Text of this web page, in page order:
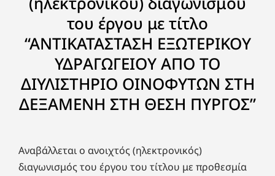
του έργου με τίτλο
“ΑΝΤΙΚΑΤΑΣΤΑΣΗ ΕΞΩΤΕΡΙΚΟΥ
ΥΔΡΑΓΩΓΕΙΟΥ ΑΠΟ TO
ΔΙΥΛΙΣΤΗΡΙΟ ΟΙΝΟΦΥΤΩΝ ΣΤΗ
ΔΕΞΑΜΕΝΗ ΣΤΗ ΘΕΣΗ ΠΥΡΓΟΣ”
Αναβάλλεται ο ανοιχτός (ηλεκτρονικός)
διαγωνισμός του έργου του τίτλου με προθεσμία